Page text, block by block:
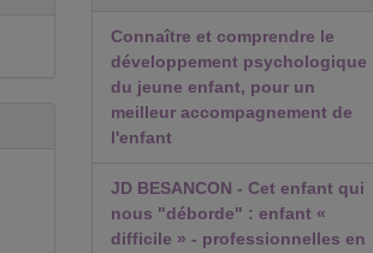
Connaître et comprendre le
développement psychologique
du jeune enfant, pour un
meilleur accompagnement de
l'enfant
JD BESANCON - Cet enfant qui
nous "déborde" : enfant «
difficile » - professionnelles en